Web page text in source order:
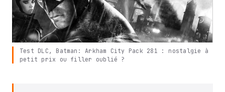
Test DLC, Batman: Arkham City Pack 281 : nostalgie à
petit prix ou filler oublié ?